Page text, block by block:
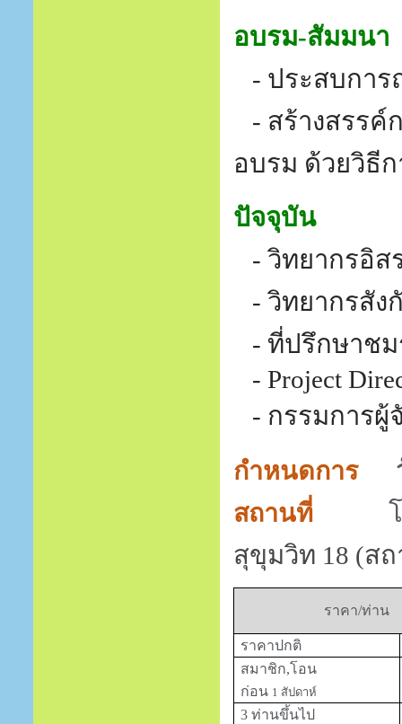
อบรม-สัมมนา
- ประสบการ
- สร้างสรรค์
อบรม ด้วยวิธี
ปัจจุบัน
- วิทยากรอิส
- วิทยากรสัง
- ที่ปรึกษาชม
- Project
- กรรมการผู้
กำหนดการ
สถานที่
โ
สุขุมวิท 18 (ส
ราคา/ท่าน
ราคาปกติ
สมาชิก,โอน
ก่อน 1 สัปดาห์
3 ท่านขึ้นไป